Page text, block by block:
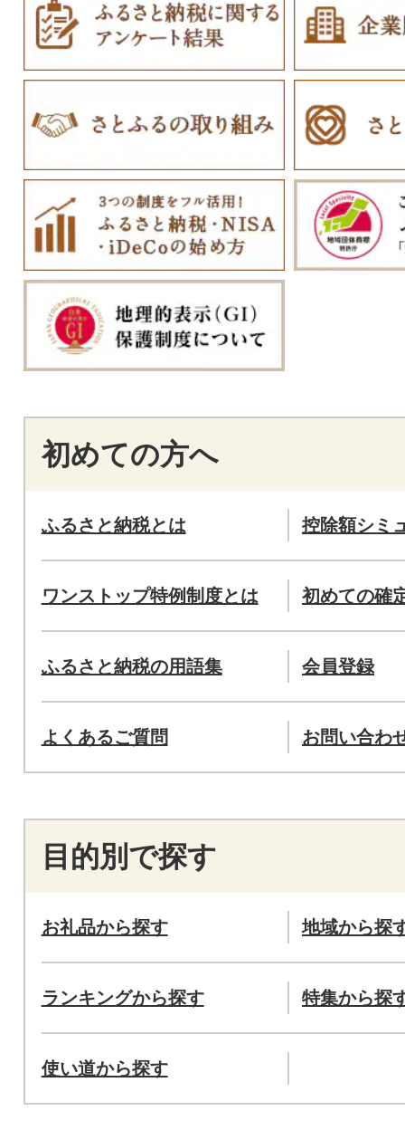
初めての方へ
ふるさと納税とは 控除額シミ
ワンストップ特例制度とは 初めての確
ふるさと納税の用語集 会員登録
よくあるご質問 お問い合わ
目的別で探す
お礼品から探す 地域から探
ランキングから探す 特集から探
使い道から探す